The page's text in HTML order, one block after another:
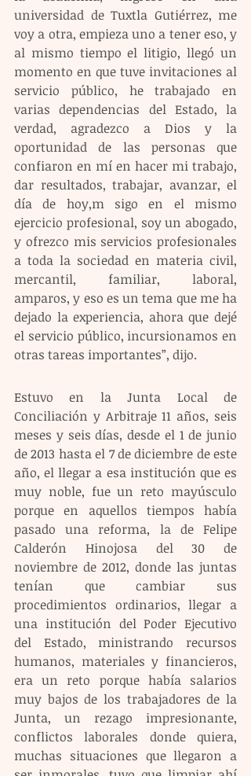
universidad de Tuxtla Gutiérrez, me
voy a otra, empieza uno a tener eso, y
al mismo tiempo el litigio, llegó un
momento en que tuve invitaciones al
servicio público, he trabajado en
varias dependencias del Estado, la
verdad, agradezco a Dios y la
oportunidad de las personas que
confiaron en mí en hacer mi trabajo,
dar resultados, trabajar, avanzar, el
día de hoy,m sigo en el mismo
ejercicio profesional, soy un abogado,
y ofrezco mis servicios profesionales
a toda la sociedad en materia civil,
mercantil, familiar, laboral,
amparos, y eso es un tema que me ha
dejado la experiencia, ahora que dejé
el servicio público, incursionamos en
otras tareas importantes”, dijo.
Estuvo en la Junta Local de
Conciliación y Arbitraje 11 años, seis
meses y seis días, desde el 1 de junio
de 2013 hasta el 7 de diciembre de este
año, el llegar a esa institución que es
muy noble, fue un reto mayúsculo
porque en aquellos tiempos había
pasado una reforma, la de Felipe
Calderón Hinojosa del 30 de
noviembre de 2012, donde las juntas
tenían que cambiar sus
procedimientos ordinarios, llegar a
una institución del Poder Ejecutivo
del Estado, ministrando recursos
humanos, materiales y financieros,
era un reto porque había salarios
muy bajos de los trabajadores de la
Junta, un rezago impresionante,
conflictos laborales donde quiera,
muchas situaciones que llegaron a